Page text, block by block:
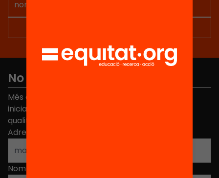
No et perdis res
Més de 40.000 persones ja han triat Equitat. Rep
iniciatives, propostes i projectes per millorar la
qualitat de l'educació a Catalunya.
Adreça electrònica
Nom